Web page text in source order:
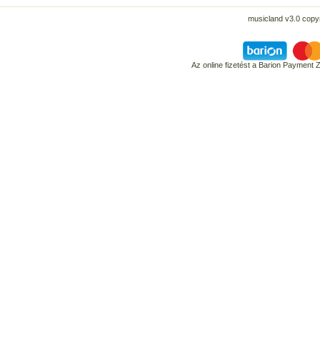
musicland v3.0
Az online fizetést a Barion Payment